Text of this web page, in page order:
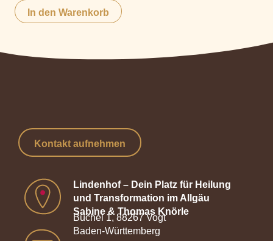
In den Warenkorb
Lindenhof – Dein Platz für Heilung
und Transformation im Allgäu
Sabine & Thomas Knörle
Büchel 1, 88267 Vogt
Baden-Württemberg
Kontakt aufnehmen